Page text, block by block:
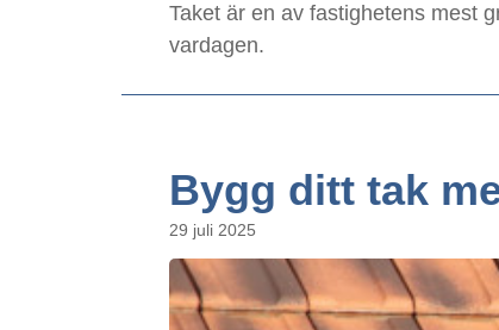
Taket är en av fastighetens mest
vardagen.
Bygg ditt tak
29 juli 2025